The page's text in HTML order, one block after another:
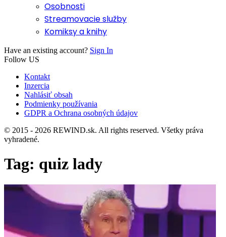
Osobnosti
Streamovacie služby
Komiksy a knihy
Have an existing account? Sign In
Follow US
Kontakt
Inzercia
Nahlásiť obsah
Podmienky používania
GDPR a Ochrana osobných údajov
© 2015 - 2026 REWIND.sk. All rights reserved. Všetky práva
vyhradené.
Tag: quiz lady